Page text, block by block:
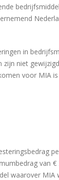
in
zijn niet
voor MIA
van
waarover MIA